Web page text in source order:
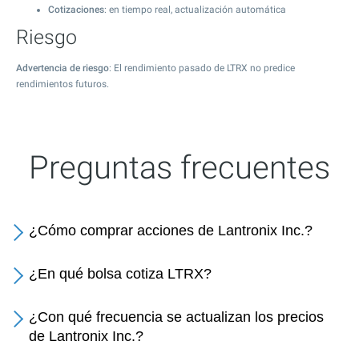
Cotizaciones: en tiempo real, actualización automática
Riesgo
Advertencia de riesgo: El rendimiento pasado de LTRX no predice
rendimientos futuros.
Preguntas frecuentes
¿Cómo comprar acciones de Lantronix Inc.?
¿En qué bolsa cotiza LTRX?
¿Con qué frecuencia se actualizan los precios
de Lantronix Inc.?